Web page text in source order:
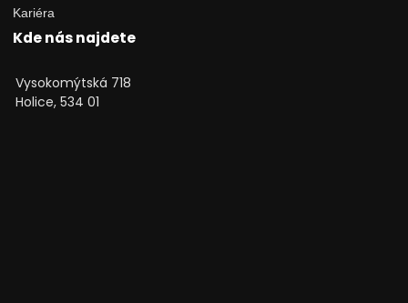
Kariéra
Kde nás najdete
Vysokomýtská 718
Holice, 534 01